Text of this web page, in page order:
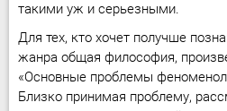
такими уж и серьезными.
Для тех, кто хочет получше
жанра общая философия,
«Основные проблемы
Близко принимая проблему,